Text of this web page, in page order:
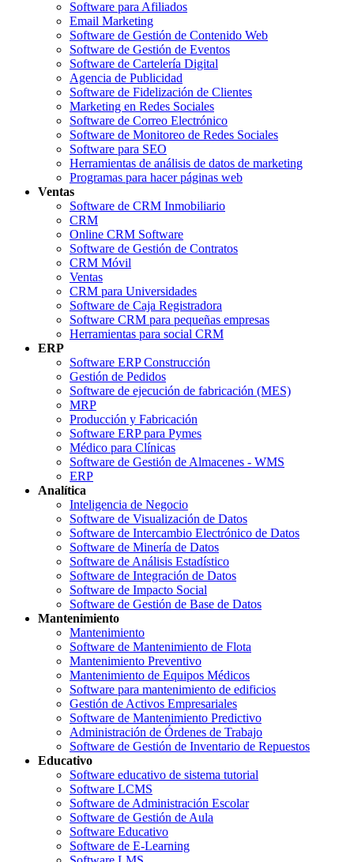
Software para Afiliados
Email Marketing
Software de Gestión de Contenido Web
Software de Gestión de Eventos
Software de Cartelería Digital
Agencia de Publicidad
Software de Fidelización de Clientes
Marketing en Redes Sociales
Software de Correo Electrónico
Software de Monitoreo de Redes Sociales
Software para SEO
Herramientas de análisis de datos de marketing
Programas para hacer páginas web
Ventas
Software de CRM Inmobiliario
CRM
Online CRM Software
Software de Gestión de Contratos
CRM Móvil
Ventas
CRM para Universidades
Software de Caja Registradora
Software CRM para pequeñas empresas
Herramientas para social CRM
ERP
Software ERP Construcción
Gestión de Pedidos
Software de ejecución de fabricación (MES)
MRP
Producción y Fabricación
Software ERP para Pymes
Médico para Clínicas
Software de Gestión de Almacenes - WMS
ERP
Analítica
Inteligencia de Negocio
Software de Visualización de Datos
Software de Intercambio Electrónico de Datos
Software de Minería de Datos
Software de Análisis Estadístico
Software de Integración de Datos
Software de Impacto Social
Software de Gestión de Base de Datos
Mantenimiento
Mantenimiento
Software de Mantenimiento de Flota
Mantenimiento Preventivo
Mantenimiento de Equipos Médicos
Software para mantenimiento de edificios
Gestión de Activos Empresariales
Software de Mantenimiento Predictivo
Administración de Órdenes de Trabajo
Software de Gestión de Inventario de Repuestos
Educativo
Software educativo de sistema tutorial
Software LCMS
Software de Administración Escolar
Software de Gestión de Aula
Software Educativo
Software de E-Learning